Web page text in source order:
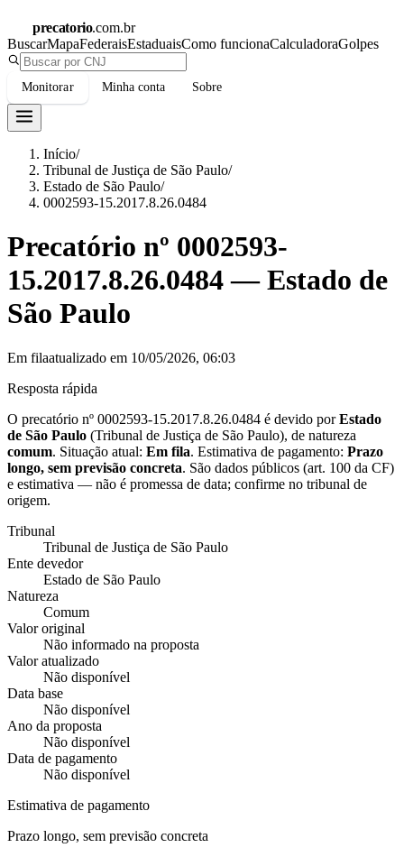
precatorio.com.br
BuscarMapaFederaisEstaduaisComo funcionaCalculadoraGolpes
Monitorar Minha conta Sobre
Início/
Tribunal de Justiça de São Paulo/
Estado de São Paulo/
0002593-15.2017.8.26.0484
Precatório nº 0002593-
15.2017.8.26.0484—Estado de
São Paulo
Em filaatualizado em 10/05/2026, 06:03
Resposta rápida
O precatório nº 0002593-15.2017.8.26.0484 é devido porEstado
de São Paulo (Tribunal de Justiça de São Paulo), de natureza
comum. Situação atual: Em fila. Estimativa de pagamento: Prazo
longo, sem previsão concreta. São dados públicos (art. 100 da CF)
e estimativa — não é promessa de data; confirme no tribunal de
origem.
Tribunal
Tribunal de Justiça de São Paulo
Ente devedor
Estado de São Paulo
Natureza
Comum
Valor original
Não informado na proposta
Valor atualizado
Não disponível
Data base
Não disponível
Ano da proposta
Não disponível
Data de pagamento
Não disponível
Estimativa de pagamento
Prazo longo, sem previsão concreta